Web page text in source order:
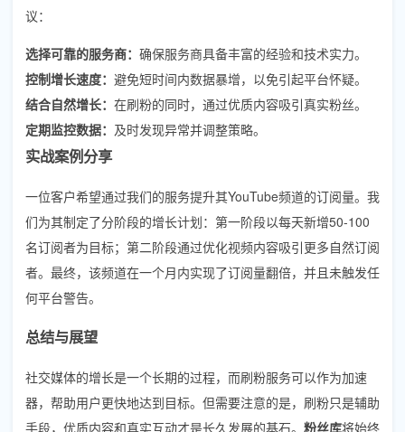
议：
选择可靠的服务商： 确保服务商具备丰富的经验和技术实力。
控制增长速度： 避免短时间内数据暴增，以免引起平台怀疑。
结合自然增长： 在刷粉的同时，通过优质内容吸引真实粉丝。
定期监控数据： 及时发现异常并调整策略。
实战案例分享
一位客户希望通过我们的服务提升其YouTube频道的订阅量。我
们为其制定了分阶段的增长计划：第一阶段以每天新增50-100
名订阅者为目标；第二阶段通过优化视频内容吸引更多自然订阅
者。最终，该频道在一个月内实现了订阅量翻倍，并且未触发任
何平台警告。
总结与展望
社交媒体的增长是一个长期的过程，而刷粉服务可以作为加速
器，帮助用户更快地达到目标。但需要注意的是，刷粉只是辅助
手段，优质内容和真实互动才是长久发展的基石。 粉丝库将始终